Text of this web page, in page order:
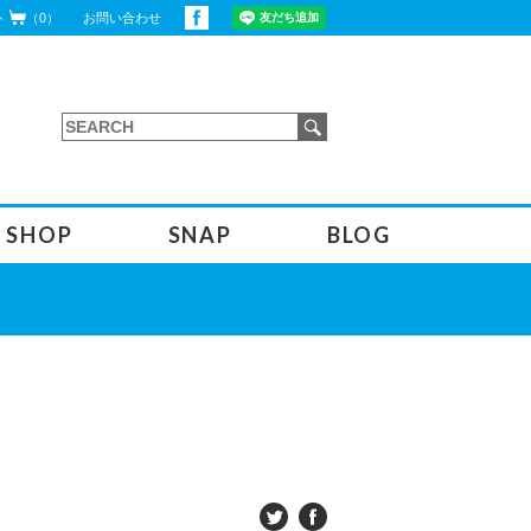
（0） お問い合わせ
SHOP SNAP BLOG